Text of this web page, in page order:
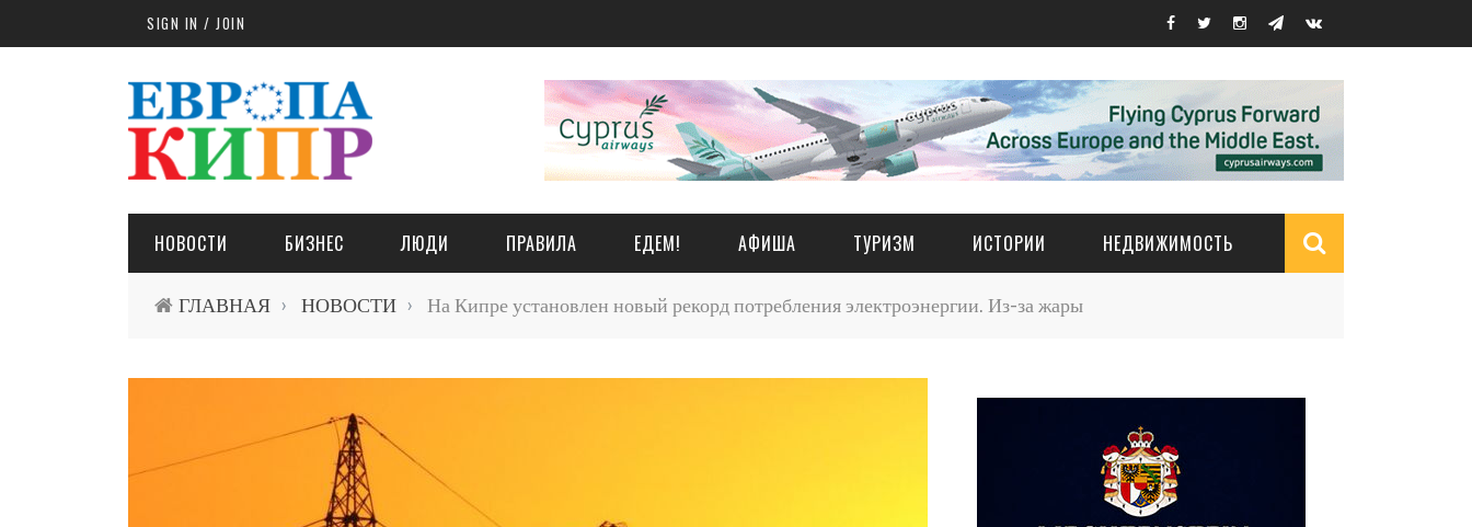
Skip to main contentSIGN IN / JOIN
НОВОСТИ БИЗНЕС ЛЮДИ ПРАВИЛА ЕДЕМ! АФИША ТУРИЗМ ИСТОРИИ НЕДВИЖИМОСТЬ
ГЛАВНАЯ › НОВОСТИ › На Кипре установлен новый рекорд потребления электроэнергии. Из-за жары